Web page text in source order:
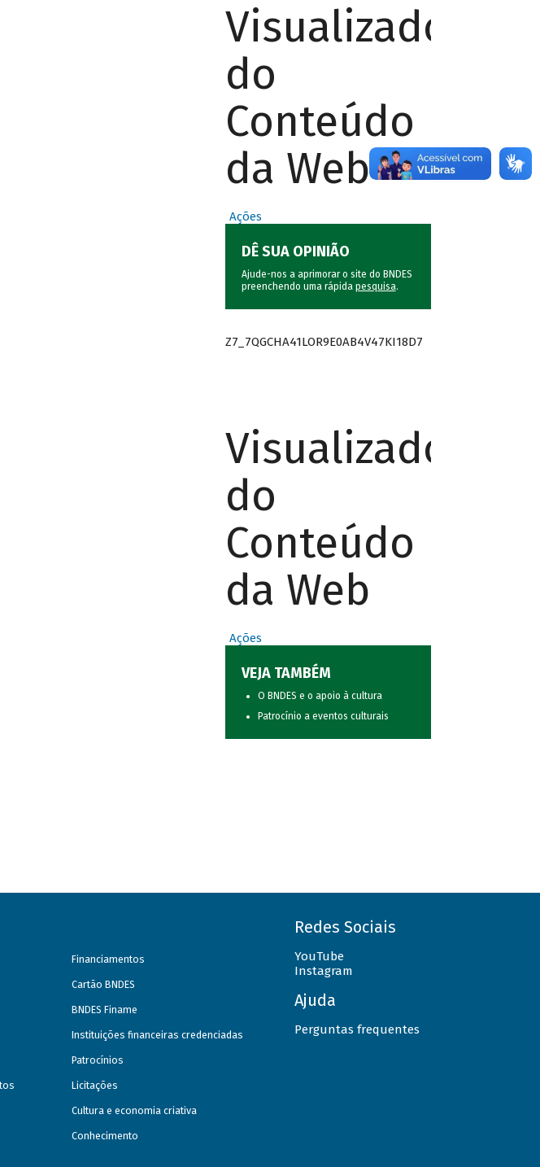
Visualizador
do
Conteúdo
da Web
Ações
DÊ SUA OPINIÃO
Ajude-nos a aprimorar o site do BNDES
preenchendo uma rápida pesquisa.
Z7_7QGCHA41LOR9E0AB4V47KI18D7
Visualizador
do
Conteúdo
da Web
Ações
VEJA TAMBÉM
O BNDES e o apoio à cultura
Patrocínio a eventos culturais
Financiamentos
Cartão BNDES
BNDES Finame
Instituições financeiras credenciadas
Patrocínios
Licitações
Cultura e economia criativa
Conhecimento
Redes Sociais
YouTube
Instagram
Ajuda
Perguntas frequentes